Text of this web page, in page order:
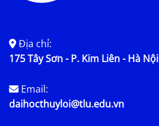
Địa chỉ:
175 Tây Sơn - P. Kim Liên - Hà Nội
Email:
daihocthuyloi@tlu.edu.vn